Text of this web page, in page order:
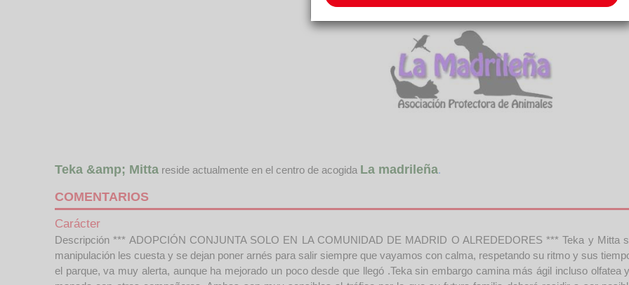
Teka &amp; Mitta reside actualmente en el centro de acogida La madrileña.
COMENTARIOS
Carácter
Descripción *** ADOPCIÓN CONJUNTA SOLO EN LA COMUNIDAD DE MADRID O ALREDEDORES *** Teka y Mitta
manipulación les cuesta y se dejan poner arnés para salir siempre que vayamos con calma, respetando su ritmo y sus
el parque, va muy alerta, aunque ha mejorado un poco desde que llegó .Teka sin embargo camina más ágil incluso